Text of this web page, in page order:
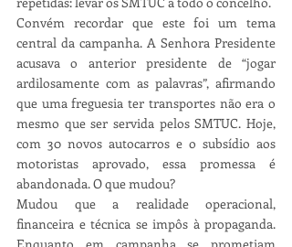
Convém recordar que este foi um tema
central da campanha. A Senhora Presidente
acusava o anterior presidente de “jogar
ardilosamente com as palavras”, afirmando
que uma freguesia ter transportes não era o
mesmo que ser servida pelos SMTUC. Hoje,
com 30 novos autocarros e o subsídio aos
motoristas aprovado, essa promessa é
abandonada. O que mudou?
Mudou que a realidade operacional,
financeira e técnica se impôs à propaganda.